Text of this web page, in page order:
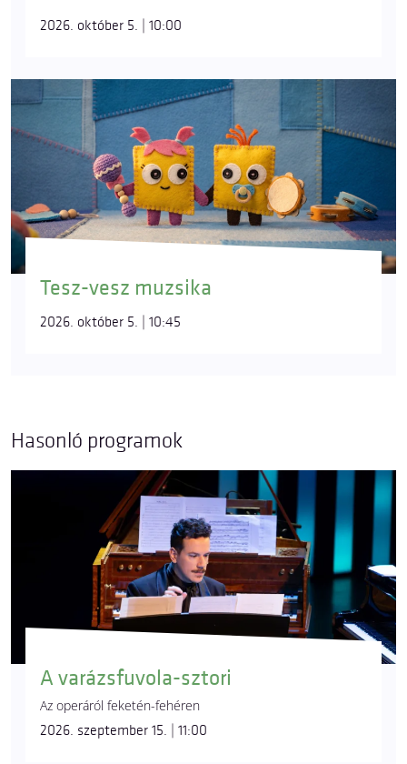
2026. október 5. | 10:00
Tesz-vesz muzsika
2026. október 5. | 10:45
Hasonló programok
A varázsfuvola-sztori
Az operáról feketén-fehéren
2026. szeptember 15. | 11:00